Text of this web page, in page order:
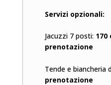
Servizi opzionali:
Jacuzzi 7 posti: 170
prenotazione
Tende e biancheria
prenotazione